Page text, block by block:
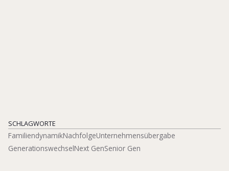
SCHLAGWORTE
FamiliendynamikNachfolgeUnternehmensübergabe
GenerationswechselNext GenSenior Gen